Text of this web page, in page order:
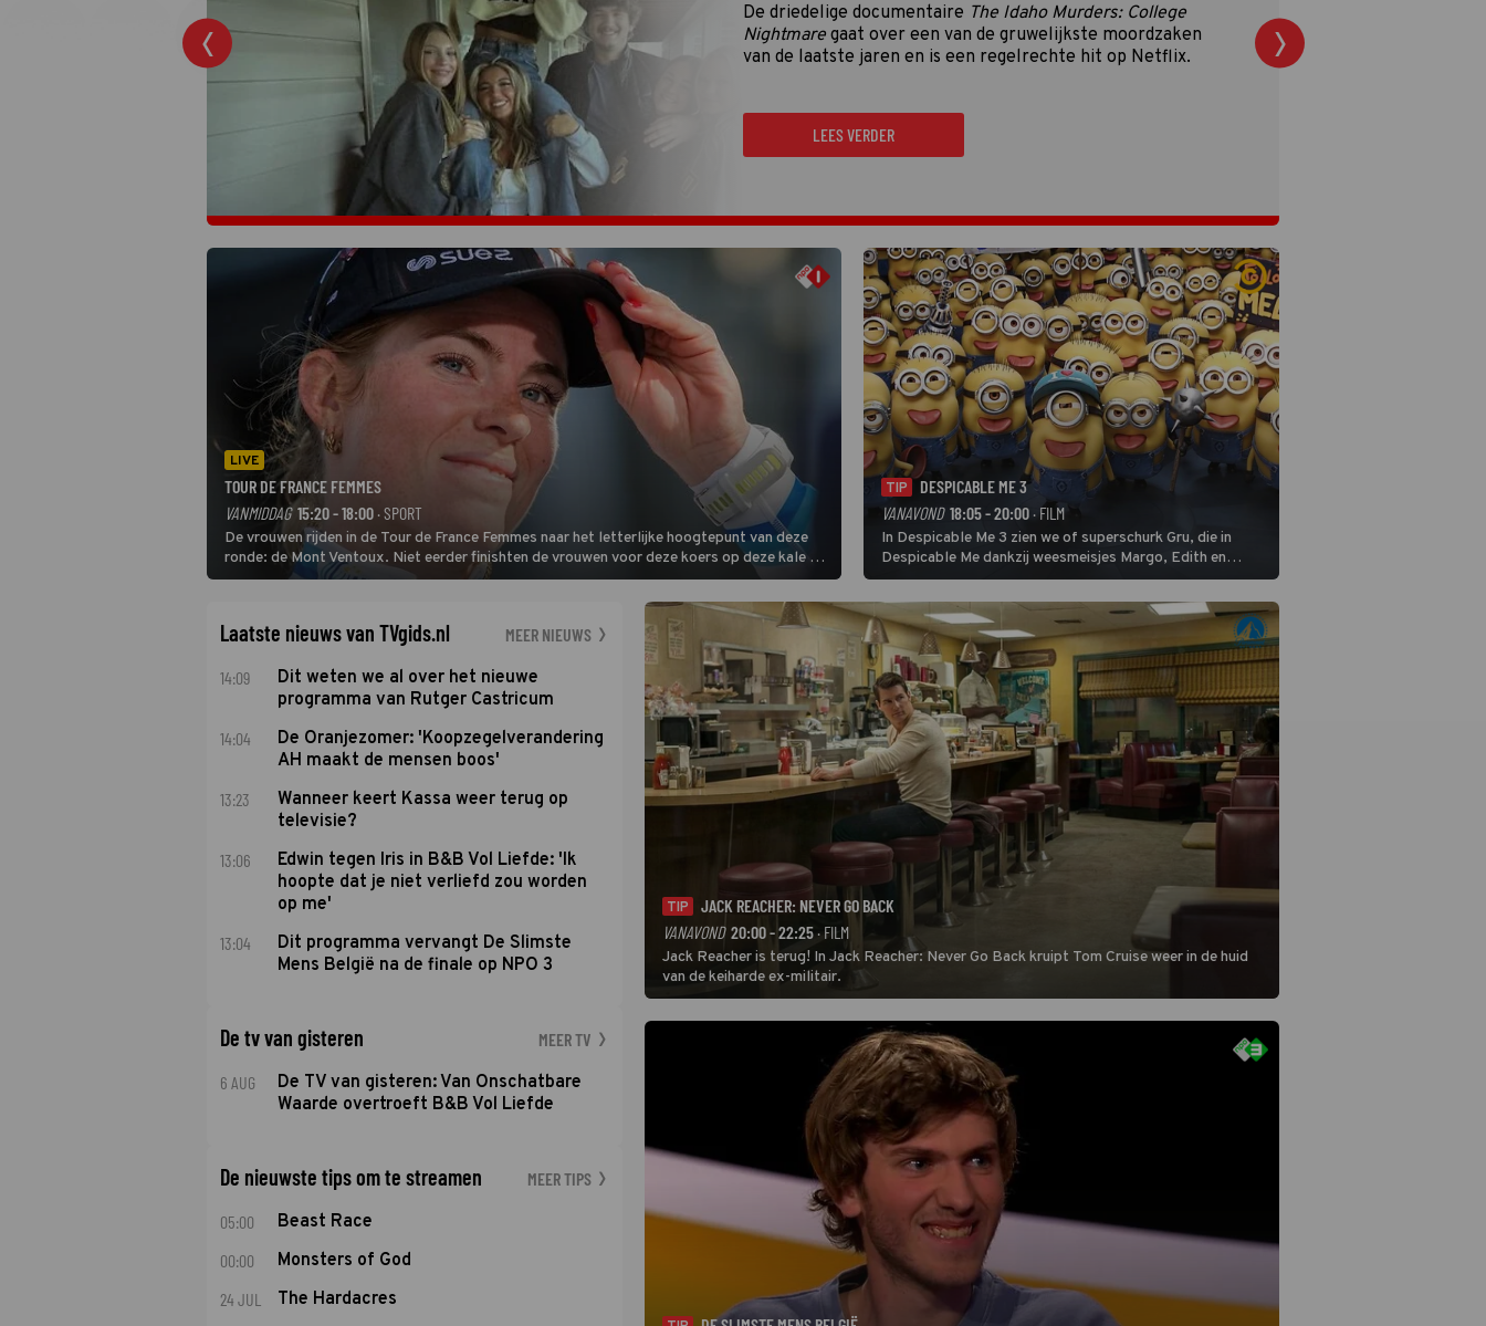
De driedelige documentaire The Idaho Murders: College
Nightmare gaat over een van de gruwelijkste moordzaken
van de laatste jaren en is een regelrechte hit op Netflix.
LEES VERDER
LIVE
TOUR DE FRANCE FEMMES
VANMIDDAG 15:20 - 18:00 · SPORT
De vrouwen rijden in de Tour de France Femmes naar het letterlijke hoogtepunt van deze
ronde: de Mont Ventoux. Niet eerder finishten de vrouwen voor deze koers op deze kale col
uit de buitencategorie. De aanloop naar de slotklim is vlak.
TIP
DESPICABLE ME 3
VANAVOND 18:05 - 20:00 · FILM
In Despicable Me 3 zien we of superschurk Gru, die in
Despicable Me dankzij weesmeisjes Margo, Edith en
Agnes de overstap naar het rechte pad maakte, ook op
dat pad weet te blijven.
Laatste nieuws van TVgids.nl MEER NIEUWS
14:09
Dit weten we al over het nieuwe
programma van Rutger Castricum
14:04
De Oranjezomer: 'Koopzegelverandering
AH maakt de mensen boos'
13:23
Wanneer keert Kassa weer terug op
televisie?
13:06
Edwin tegen Iris in B&B Vol Liefde: 'Ik
hoopte dat je niet verliefd zou worden
op me'
13:04
Dit programma vervangt De Slimste
Mens België na de finale op NPO 3
De tv van gisteren MEER TV
6 AUG
De TV van gisteren: Van Onschatbare
Waarde overtroeft B&B Vol Liefde
De nieuwste tips om te streamen MEER TIPS
05:00 Beast Race
00:00 Monsters of God
24 JUL The Hardacres
TIP
JACK REACHER: NEVER GO BACK
VANAVOND 20:00 - 22:25· FILM
Jack Reacher is terug! In Jack Reacher: Never Go Back kruipt Tom Cruise weer in de huid
van de keiharde ex-militair.